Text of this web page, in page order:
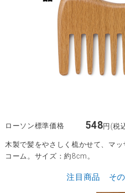
ローソン標準価格 548円(税
木製で髪をやさしく梳かせて、マ
コーム。サイズ：約8cm。
注目商品 その